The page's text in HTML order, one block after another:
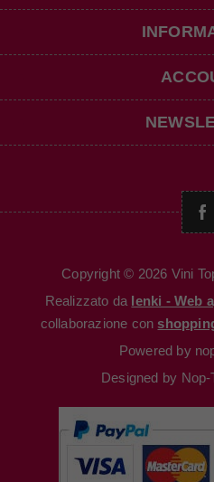
Copyright © 2026 Vini
Realizzato da Ienki - Web
collaborazione con
Powered by
Designed by